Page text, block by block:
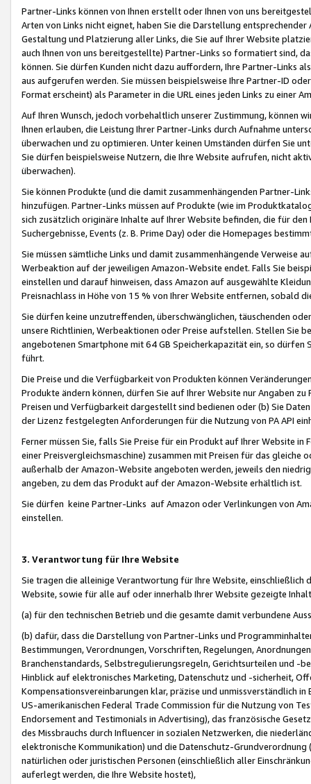
Partner-Links können von Ihnen erstellt oder Ihnen von uns
Arten von Links nicht eignet, haben Sie die Darstellung
Gestaltung und Platzierung aller Links, die Sie auf Ihrer Website
auch Ihnen von uns bereitgestellte) Partner-Links so formatiert sind,
können. Sie dürfen Kunden nicht dazu auffordern, Ihre Partner-Links
aus aufgerufen werden. Sie müssen beispielsweise Ihre Partner-ID
Format erscheint) als Parameter in die URL eines jeden Links zu einer
Auf Ihren Wunsch, jedoch vorbehaltlich unserer Zustimmung, können
Ihnen erlauben, die Leistung Ihrer Partner-Links durch Aufnahme
überwachen und zu optimieren. Unter keinen Umständen dürfen Sie
Sie dürfen beispielsweise Nutzern, die Ihre Website aufrufen, nicht
überwachen).
Sie können Produkte (und die damit zusammenhängenden Partner-
hinzufügen. Partner-Links müssen auf Produkte (wie im
sich zusätzlich originäre Inhalte auf Ihrer Website befinden, die für
Suchergebnisse, Events (z. B. Prime Day) oder die Homepages
Sie müssen sämtliche Links und damit zusammenhängende
Werbeaktion auf der jeweiligen Amazon-Website endet. Falls Sie
einstellen und darauf hinweisen, dass Amazon auf ausgewählte
Preisnachlass in Höhe von 15 % von Ihrer Website entfernen, sobald
Sie dürfen keine unzutreffenden, überschwänglichen, täuschenden
unsere Richtlinien, Werbeaktionen oder Preise aufstellen. Stellen Sie
angebotenen Smartphone mit 64 GB Speicherkapazität ein, so dürfen
führt.
Die Preise und die Verfügbarkeit von Produkten können
Produkte ändern können, dürfen Sie auf Ihrer Website nur Angaben
Preisen und Verfügbarkeit dargestellt sind bedienen oder (b) Sie
der Lizenz festgelegten Anforderungen für die Nutzung von PA API
Ferner müssen Sie, falls Sie Preise für ein Produkt auf Ihrer Website
einer Preisvergleichsmaschine) zusammen mit Preisen für das
außerhalb der Amazon-Website angeboten werden, jeweils den
angeben, zu dem das Produkt auf der Amazon-Website erhältlich ist.
Sie dürfen keine Partner-Links auf Amazon oder Verlinkungen von
einstellen.
3. Verantwortung für Ihre Website
Sie tragen die alleinige Verantwortung für Ihre Website,
Website, sowie für alle auf oder innerhalb Ihrer Website gezeigte
(a) für den technischen Betrieb und die gesamte damit verbundene
(b) dafür, dass die Darstellung von Partner-Links und
Bestimmungen, Verordnungen, Vorschriften, Regelungen,
Branchenstandards, Selbstregulierungsregeln, Gerichtsurteilen und -
Hinblick auf elektronisches Marketing, Datenschutz und -sicherheit,
Kompensationsvereinbarungen klar, präzise und unmissverständlich
US-amerikanischen Federal Trade Commission für die Nutzung von
Endorsement and Testimonials in Advertising), das französische
des Missbrauchs durch Influencer in sozialen Netzwerken, die
elektronische Kommunikation) und die Datenschutz-
natürlichen oder juristischen Personen (einschließlich aller
auferlegt werden, die Ihre Website hostet),